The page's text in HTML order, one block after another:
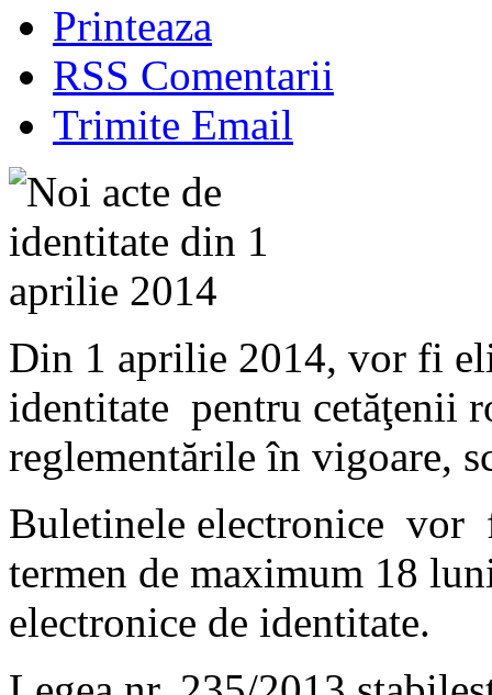
Printeaza
RSS Comentarii
Trimite Email
Din 1 aprilie 2014, vor fi
identitate pentru
reglementările în vigoare,
Buletinele electronice vor
termen de maximum 18
electronice de identitate.